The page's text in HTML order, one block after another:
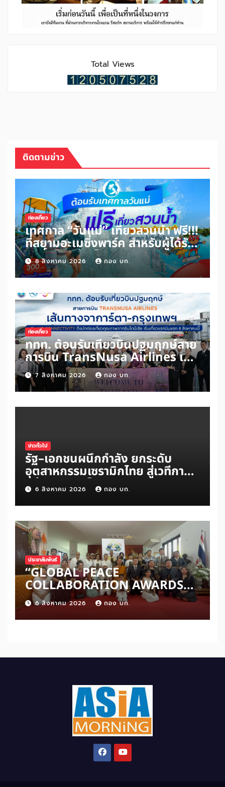
Total Views
ติดตามข่าว
ท่องเที่ยว
เทศกาล “วันแม่” เที่ยวสวนน้ำ ฟรี!!!
ที่สยามอะเมซิ่งพาร์ค สำหรับผู้ได้รับ
สิทธิ์ “ไทยช่วยไทยพลัส” และผู้ถือ
“บัตรสวัสดิการแห่งรัฐ” เพิ่มเพียง
100 บาท สนุกได้ทั้งสวนน้ำและสวน
สนุกไม่อั้นตลอดวัน
8 สิงหาคม 2026 กอง บก.
ท่องเที่ยว
ททท. ต้อนรับเที่ยวบินปฐมฤกษ์สาย
การบิน TransNusa Airlines เส้น
ทางจาการ์ตา-กรุงเทพฯ เสริม Air
Connectivity ดึงนักท่องเที่ยว
คุณภาพจากอินโดนีเซีย เริ่มเที่ยว
แรกบินแรก 6 สิงหาคมนี้
7 สิงหาคม 2026 กอง บก.
ข่าวทั่วไป
รัฐ–เอกชนผนึกกำลัง ยกระดับ
อุตสาหกรรมเซรามิกไทย สู่เวทีการ
แข่งขันระดับโลก
6 สิงหาคม 2026 กอง บก.
ประชาสัมพันธ์
“GLOBAL PEACE
COLLABORATION AWARDS
2026” เปิดเวทีเชิดชูผู้สร้าง
สันติภาพโลก ดันแนวคิด ‘สันติภาพ
เริ่มต้นจากหัวใจมนุษย์’ สู่ความร่วม
6 สิงหาคม 2026 กอง บก.